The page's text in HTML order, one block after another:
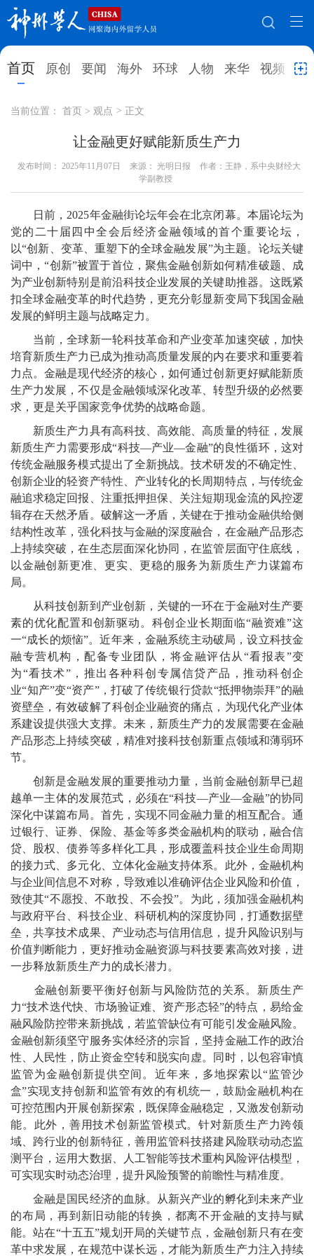
首页 原创 要闻 海外 环球 人物 来华 视频 教
网站地图
首页 原创
人物 来华
教育 就业创业 合作办学 直播访谈
综合 深度 专题 实用信息
招聘信息 更多数据
当前位置： 首页 > 观点 > 正文
让金融更好赋能新质生产力
发布时间： 2025年11月07日 来源： 光明日报
作者：王静，系中央财经大
学副教授
日前，2025年金融街论坛年会在北京闭幕。本届论坛为
党的二十届四中全会后经济金融领域的首个重要论坛，
以“创新、变革、重塑下的全球金融发展”为主题。论坛关键
词中，“创新”被置于首位，聚焦金融创新如何精准破题、成
为产业创新特别是前沿科技企业发展的关键助推器。这既紧
扣全球金融变革的时代趋势，更充分彰显新变局下我国金融
发展的鲜明主题与战略定力。
当前，全球新一轮科技革命和产业变革加速突破，加快
培育新质生产力已成为推动高质量发展的内在要求和重要着
力点。金融是现代经济的核心，如何通过创新更好赋能新质
生产力发展，不仅是金融领域深化改革、转型升级的必然要
求，更是关乎国家竞争优势的战略命题。
新质生产力具有高科技、高效能、高质量的特征，发展
新质生产力需要形成“科技—产业—金融”的良性循环，这对
传统金融服务模式提出了全新挑战。技术研发的不确定性、
创新企业的轻资产特性、产业转化的长周期特点，与传统金
融追求稳定回报、注重抵押担保、关注短期现金流的风控逻
辑存在天然矛盾。破解这一矛盾，关键在于推动金融供给侧
结构性改革，强化科技与金融的深度融合，在金融产品形态
上持续突破，在生态层面深化协同，在监管层面守住底线，
以金融创新更准、更实、更稳的服务为新质生产力谋篇布
局。
从科技创新到产业创新，关键的一环在于金融对生产要
素的优化配置和创新驱动。科创企业长期面临“融资难”这
一“成长的烦恼”。近年来，金融系统主动破局，设立科技金
融专营机构，配备专业团队，将金融评估从“看报表”变
为“看技术”，推出各种科创专属信贷产品，推动科创企
业“知产”变“资产”，打破了传统银行贷款“抵押物崇拜”的融
资壁垒，有效破解了科创企业融资的痛点，为现代化产业体
系建设提供强大支撑。未来，新质生产力的发展需要在金融
产品形态上持续突破，精准对接科技创新重点领域和薄弱环
节。
创新是金融发展的重要推动力量，当前金融创新早已超
越单一主体的发展范式，必须在“科技—产业—金融”的协同
深化中谋篇布局。首先，实现不同金融力量的相互配合。通
过银行、证券、保险、基金等多类金融机构的联动，融合信
贷、股权、债券等多样化工具，形成覆盖科技企业生命周期
的接力式、多元化、立体化金融支持体系。此外，金融机构
与企业间信息不对称，导致难以准确评估企业风险和价值，
致使其“不愿投、不敢投、不会投”。为此，须加强金融机构
与政府平台、科技企业、科研机构的深度协同，打通数据壁
垒，共享技术成果、产业动态与信用信息，提升风险识别与
价值判断能力，更好推动金融资源与科技要素高效对接，进
一步释放新质生产力的成长潜力。
金融创新要平衡好创新与风险防范的关系。新质生产
力“技术迭代快、市场验证难、资产形态轻”的特点，易给金
融风险防控带来新挑战，若监管缺位有可能引发金融风险。
金融创新须坚守服务实体经济的宗旨，坚持金融工作的政治
性、人民性，防止资金空转和脱实向虚。同时，以包容审慎
监管为金融创新提供空间。近年来，多地探索以“监管沙
盒”实现支持创新和监管有效的有机统一，鼓励金融机构在
可控范围内开展创新探索，既保障金融稳定，又激发创新动
能。此外，善用技术创新监管模式。针对新质生产力跨领
域、跨行业的创新特征，善用监管科技搭建风险联动动态监
测平台，运用大数据、人工智能等技术重构风险评估模型，
可实现实时动态治理，提升风险预警的前瞻性与精准度。
金融是国民经济的血脉。从新兴产业的孵化到未来产业
的布局，再到新旧动能的转换，都离不开金融的支持与赋
能。站在“十五五”规划开局的关键节点，金融创新只有在变
革中求发展，在规范中谋长远，才能为新质生产力注入持续